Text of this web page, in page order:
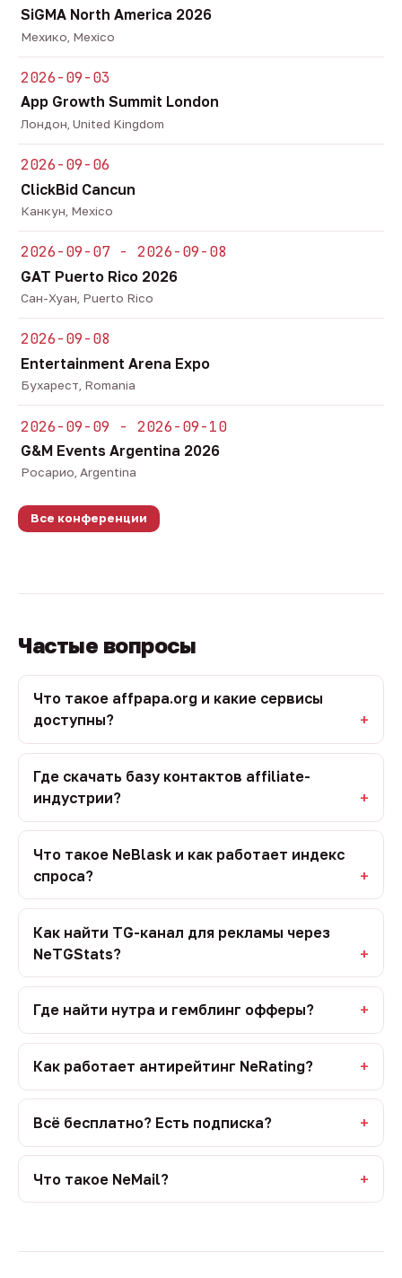
SiGMA North America 2026
Мехико, Mexico
2026-09-03
App Growth Summit London
Лондон, United Kingdom
2026-09-06
ClickBid Cancun
Канкун, Mexico
2026-09-07 - 2026-09-08
GAT Puerto Rico 2026
Сан-Хуан, Puerto Rico
2026-09-08
Entertainment Arena Expo
Бухарест, Romania
2026-09-09 - 2026-09-10
G&M Events Argentina 2026
Росарио, Argentina
Все конференции
Частые вопросы
Что такое affpapa.org и какие сервисы
доступны?
Где скачать базу контактов affiliate-
индустрии?
Что такое NeBlask и как работает индекс
спроса?
Как найти TG-канал для рекламы через
NeTGStats?
Где найти нутра и гемблинг офферы?
Как работает антирейтинг NeRating?
Всё бесплатно? Есть подписка?
Что такое NeMail?